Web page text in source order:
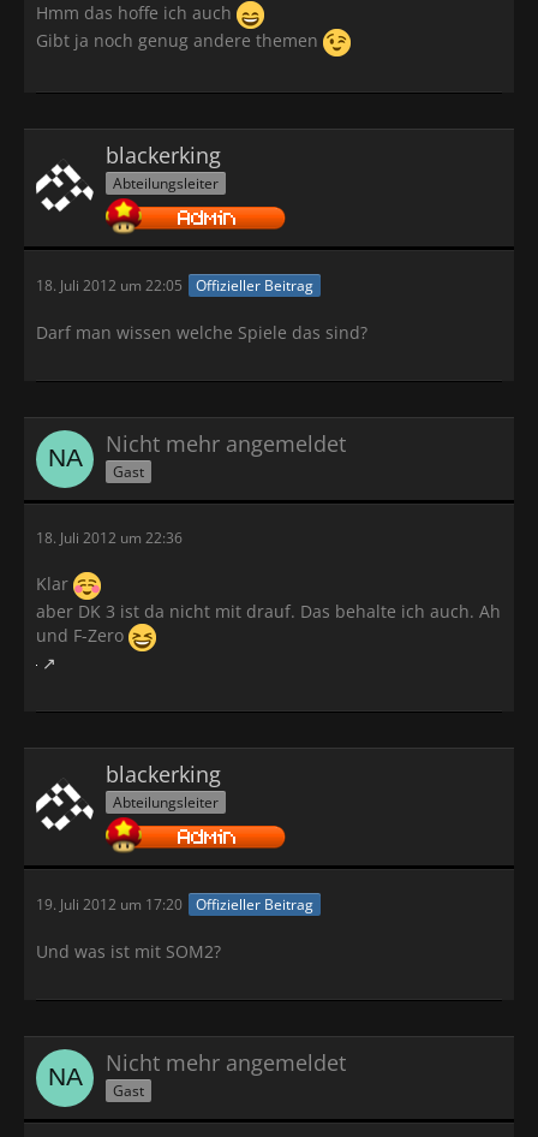
Hmm das hoffe ich auch
Gibt ja noch genug andere themen
blackerking
Abteilungsleiter
18. Juli 2012 um 22:05 Offizieller Beitrag
Darf man wissen welche Spiele das sind?
Nicht mehr angemeldet
Gast
18. Juli 2012 um 22:36
Klar
aber DK 3 ist da nicht mit drauf. Das behalte ich auch. Ah
und F-Zero
blackerking
Abteilungsleiter
19. Juli 2012 um 17:20 Offizieller Beitrag
Und was ist mit SOM2?
Nicht mehr angemeldet
Gast